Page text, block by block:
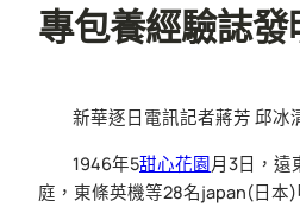
專包養經驗誌發
新華逐日電訊記者蔣芳 邱冰
1946年5甜心花園月3日，遠
庭，東條英機等28名japan(日本